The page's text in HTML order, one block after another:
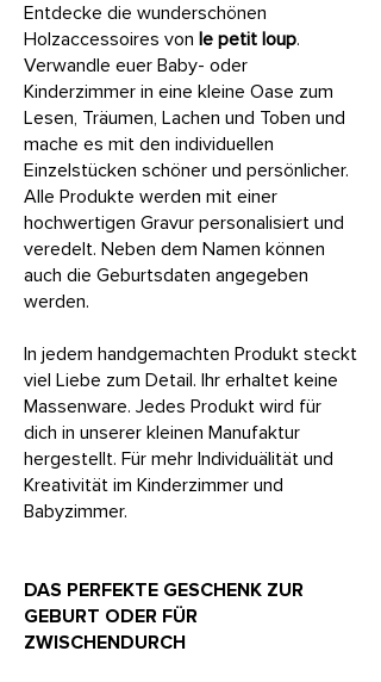
Entdecke die wunderschönen
Holzaccessoires von le petit loup.
Verwandle euer Baby- oder
Kinderzimmer in eine kleine Oase zum
Lesen, Träumen, Lachen und Toben und
mache es mit den individuellen
Einzelstücken schöner und persönlicher.
Alle Produkte werden mit einer
hochwertigen Gravur personalisiert und
veredelt. Neben dem Namen können
auch die Geburtsdaten angegeben
werden.
In jedem handgemachten Produkt steckt
viel Liebe zum Detail. Ihr erhaltet keine
Massenware. Jedes Produkt wird für
dich in unserer kleinen Manufaktur
hergestellt. Für mehr Individuälität und
Kreativität im Kinderzimmer und
Babyzimmer.
DAS PERFEKTE GESCHENK ZUR
GEBURT ODER FÜR
ZWISCHENDURCH